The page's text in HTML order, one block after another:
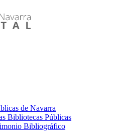
de Navarra
Bibliotecas Públicas
Bibliográfico